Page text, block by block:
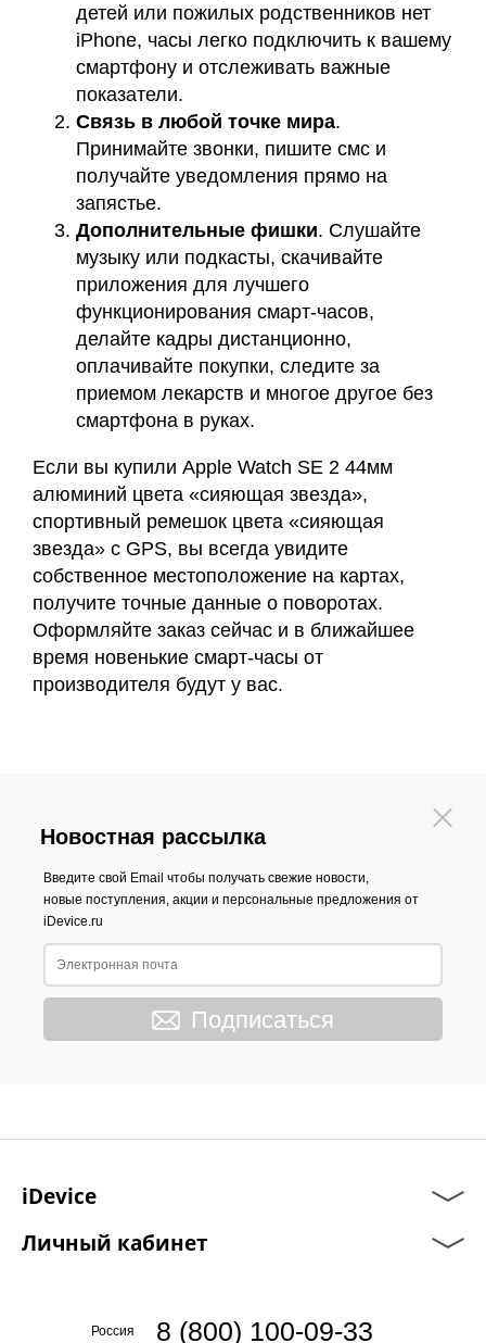
детей или пожилых родственников нет
iPhone, часы легко подключить к вашему
смартфону и отслеживать важные
показатели.
Связь в любой точке мира.
Принимайте звонки, пишите смс и
получайте уведомления прямо на
запястье.
Дополнительные фишки. Слушайте
музыку или подкасты, скачивайте
приложения для лучшего
функционирования смарт-часов,
делайте кадры дистанционно,
оплачивайте покупки, следите за
приемом лекарств и многое другое без
смартфона в руках.
Если вы купили Apple Watch SE 2 44мм
алюминий цвета «сияющая звезда»,
спортивный ремешок цвета «сияющая
звезда» с GPS, вы всегда увидите
собственное местоположение на картах,
получите точные данные о поворотах.
Оформляйте заказ сейчас и в ближайшее
время новенькие смарт-часы от
производителя будут у вас.
Новостная рассылка
Введите свой Email чтобы получать свежие новости,
новые поступления, акции и персональные предложения от
iDevice.ru
Подписаться
iDevice
Личный кабинет
Россия 8 (800) 100-09-33